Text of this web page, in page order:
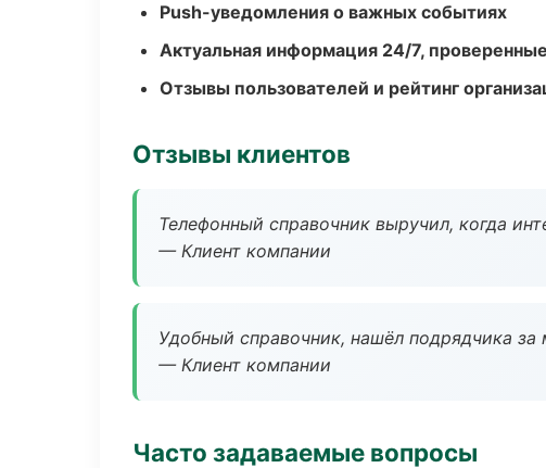
Push-уведомления о важных событиях
Актуальная информация 24/7,
Отзывы пользователей и рейтинг
Отзывы клиентов
Телефонный справочник выручил, когда
— Клиент компании
Удобный справочник, нашёл подрядчика
— Клиент компании
Часто задаваемые вопросы